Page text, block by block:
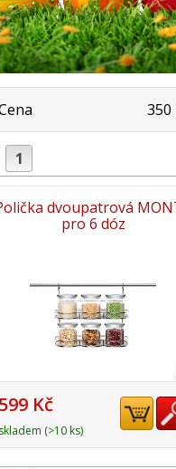
350
1
dvoupatrová
pro 6 dóz
599 Kč
skladem (>10 ks)